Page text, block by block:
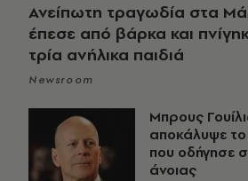
Ανείπωτη τραγωδία στα
έπεσε από βάρκα και
τρία ανήλικα παιδιά
Newsroom
Μπρους
αποκάλυψε
που οδήγησε
άνοιας